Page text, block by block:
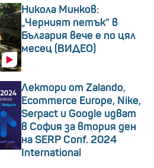
Никола Минков:
„Черният петък“ в
България вече е по цял
месец (ВИДЕО)
Лектори от Zalando,
Ecommerce Europe, Nike,
Serpact и Google идват
в София за втория ден
на SERP Conf. 2024
International